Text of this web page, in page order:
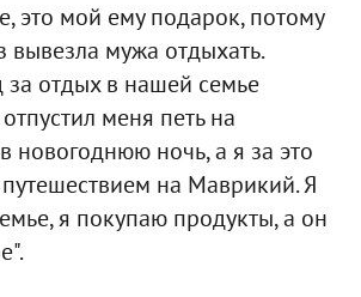
это мой ему подарок, потому
вывезла мужа отдыхать.
за отдых в нашей семье
меня петь на
новогоднюю ночь, а я за это
на Маврикий. Я
я покупаю продукты, а он